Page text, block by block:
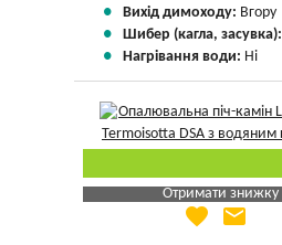
Вихід димоходу: Вгору
Шибер (кагла,
Нагрівання води: Ні
Отримати знижку
Яка Ваша ціна
favorite email